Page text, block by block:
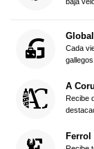
Cada
A
Recibe
Ferrol